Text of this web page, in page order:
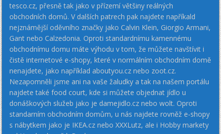
tesco.cz, přesně tak jako v přízemí většiny reálných
obchodních domů. V dalších patrech pak najdete napříkald
nejznámější oděvního značky jako Calvin Klein, Giorgio Armani,
Gant nebo Calzedonia. Oproti standardnímu kamennému
obchodnímu domu máte výhodu v tom, že můžete navštívit i
čistě internetové e-shopy, které v normálním obchodním domě
nenajdete, jako například aboutyou.cz nebo zoot.cz.
Nezapomněli jsme ani na vaše žaludky a tak na našem portálu
najdete také food court, kde si můžete objednat jídlo u
donáškových služeb jako je damejidlo.cz nebo wolt. Oproti
standarním obchodním domům, u nás najdete rovněž e-shopy
s nábytkem jako je IKEA.cz nebo XXXLutz, ale i Hobby markety